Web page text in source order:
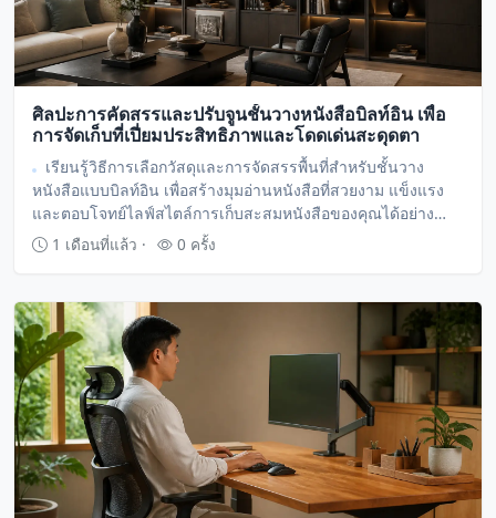
ศิลปะการคัดสรรและปรับจูนชั้นวางหนังสือบิลท์อิน เพื่อ
การจัดเก็บที่เปี่ยมประสิทธิภาพและโดดเด่นสะดุดตา
เรียนรู้วิธีการเลือกวัสดุและการจัดสรรพื้นที่สำหรับชั้นวาง
หนังสือแบบบิลท์อิน เพื่อสร้างมุมอ่านหนังสือที่สวยงาม แข็งแรง
และตอบโจทย์ไลฟ์สไตล์การเก็บสะสมหนังสือของคุณได้อย่าง
สมบูรณ์แบบ
1 เดือนที่แล้ว · 0 ครั้ง